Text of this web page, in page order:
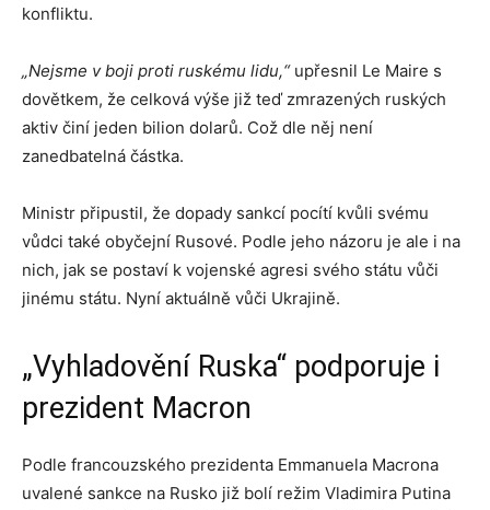
konfliktu.
„Nejsme v boji proti ruskému lidu,“upřesnil Le Maire s
dovětkem, že celková výše již teď zmrazených ruských
aktiv činí jeden bilion dolarů. Což dle něj není
zanedbatelná částka.
Ministr připustil, že dopady sankcí pocítí kvůli svému
vůdci také obyčejní Rusové. Podle jeho názoru je ale i na
nich, jak se postaví k vojenské agresi svého státu vůči
jinému státu. Nyní aktuálně vůči Ukrajině.
„Vyhladovění Ruska“ podporuje i
prezident Macron
Podle francouzského prezidenta Emmanuela Macrona
uvalené sankce na Rusko již bolí režim Vladimira Putina